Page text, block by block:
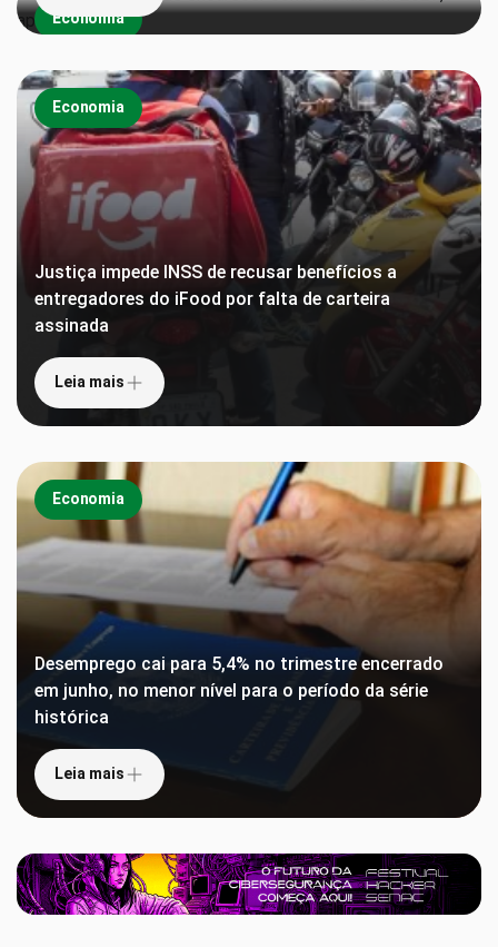
Economia
Economia
Justiça impede INSS de recusar benefícios a
entregadores do iFood por falta de carteira
assinada
Leia mais
Economia
Desemprego cai para 5,4% no trimestre encerrado
em junho, no menor nível para o período da série
histórica
Leia mais